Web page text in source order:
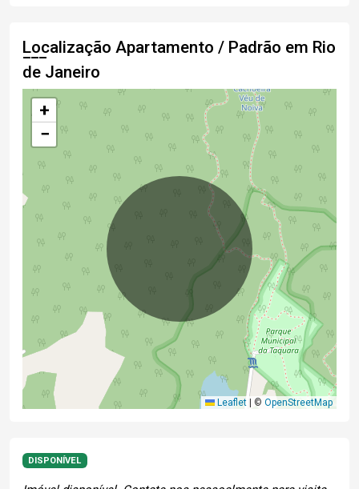
Localização Apartamento / Padrão em Rio
de Janeiro
+
−
Leaflet © OpenStreetMap
DISPONÍVEL